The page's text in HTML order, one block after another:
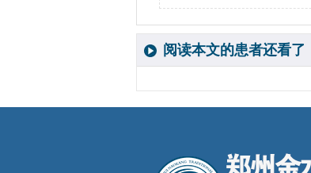
阅读本文的患者还看了